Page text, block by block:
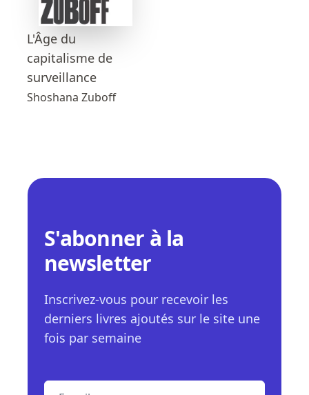
L'Âge du
capitalisme de
surveillance
Shoshana Zuboff
S'abonner à la
newsletter
Inscrivez-vous pour recevoir les
derniers livres ajoutés sur le site une
fois par semaine